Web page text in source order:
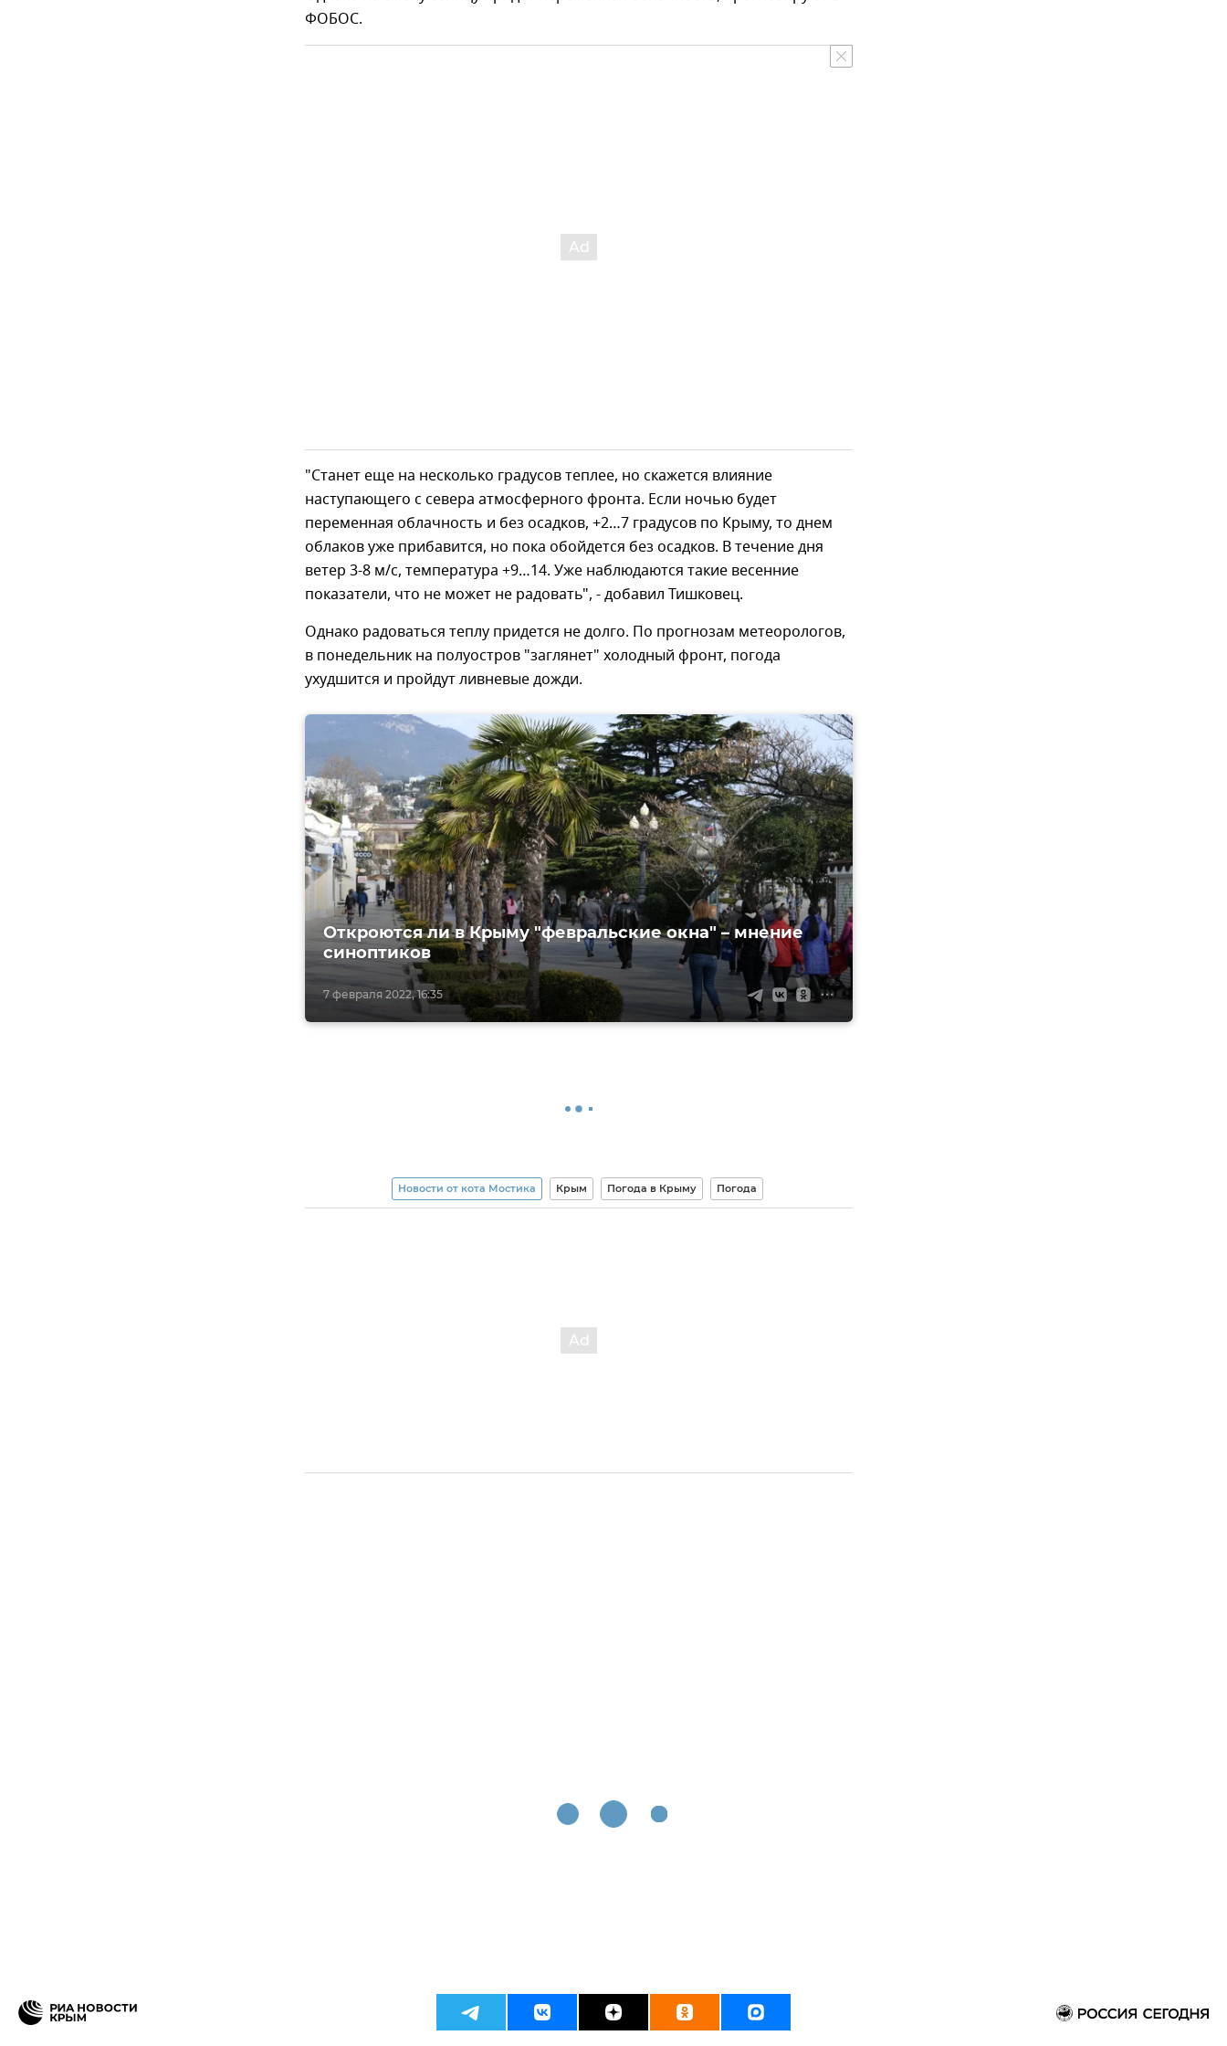
ФОБОС.
"Станет еще на несколько градусов теплее, но скажется влияние
наступающего с севера атмосферного фронта. Если ночью будет
переменная облачность и без осадков, +2…7 градусов по Крыму, то днем
облаков уже прибавится, но пока обойдется без осадков. В течение дня
ветер 3-8 м/с, температура +9…14. Уже наблюдаются такие весенние
показатели, что не может не радовать", - добавил Тишковец.
Однако радоваться теплу придется не долго. По прогнозам метеорологов,
в понедельник на полуостров "заглянет" холодный фронт, погода
ухудшится и пройдут ливневые дожди.
7 февраля 2022, 16:35
Откроются ли в Крыму "февральские окна" – мнение
синоптиков
Новости от кота Мостика Крым Погода в Крыму Погода